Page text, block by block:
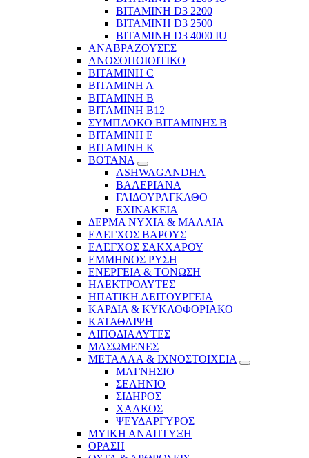
ΒΙΤΑΜΙΝΗ D3 2200
ΒΙΤΑΜΙΝΗ D3 2500
BITAMINH D3 4000 IU
ΑΝΑΒΡΑΖΟΥΣΕΣ
ΑΝΟΣΟΠΟΙΟΙΤΙΚΟ
ΒΙΤΑΜΙΝΗ C
ΒΙΤΑΜΙΝΗ Α
ΒΙΤΑΜΙΝΗ Β
ΒΙΤΑΜΙΝΗ Β12
ΣΥΜΠΛΟΚΟ ΒΙΤΑΜΙΝΗΣ Β
ΒΙΤΑΜΙΝΗ Ε
ΒΙΤΑΜΙΝΗ Κ
ΒΟΤΑΝΑ
ASHWAGANDHA
ΒΑΛΕΡΙΑΝΑ
ΓΑΙΔΟΥΡΑΓΚΑΘΟ
ΕΧΙΝΑΚΕΙΑ
ΔΕΡΜΑ ΝΥΧΙΑ & ΜΑΛΛΙΑ
ΕΛΕΓΧΟΣ ΒΑΡΟΥΣ
ΕΛΕΓΧΟΣ ΣΑΚΧΑΡΟΥ
ΕΜΜΗΝΟΣ ΡΥΣΗ
ΕΝΕΡΓΕΙΑ & ΤΟΝΩΣΗ
ΗΛΕΚΤΡΟΛΥΤΕΣ
ΗΠΑΤΙΚΗ ΛΕΙΤΟΥΡΓΕΙΑ
ΚΑΡΔΙΑ & ΚΥΚΛΟΦΟΡΙΑΚΟ
ΚΑΤΑΘΛΙΨΗ
ΛΙΠΟΔΙΑΛΥΤΕΣ
ΜΑΣΩΜΕΝΕΣ
ΜΕΤΑΛΛΑ & ΙΧΝΟΣΤΟΙΧΕΙΑ
ΜΑΓΝΗΣΙΟ
ΣΕΛΗΝΙΟ
ΣΙΔΗΡΟΣ
ΧΑΛΚΟΣ
ΨΕΥΔΑΡΓΥΡΟΣ
ΜΥΙΚΗ ΑΝΑΠΤΥΞΗ
ΟΡΑΣΗ